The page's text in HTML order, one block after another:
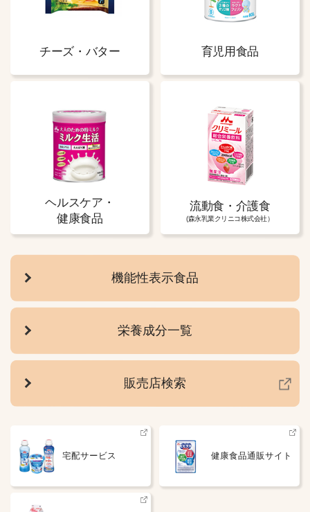
チーズ・バター 育児用食品
ヘルスケア・
健康食品
流動食・介護食
(森永乳業クリニコ株式会社）
機能性表示食品
栄養成分一覧
販売店検索
宅配サービス 健康食品通販サイト